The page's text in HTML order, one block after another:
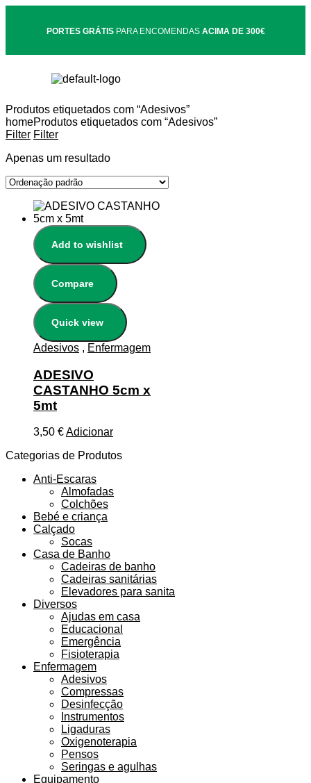
PORTES GRÁTISPARA ENCOMENDAS ACIMA DE 300€
Produtos etiquetados com “Adesivos”
homeProdutos etiquetados com “Adesivos”
Filter Filter
Apenas um resultado
Add to wishlist
Compare
Quick view
Adesivos , Enfermagem
ADESIVO
CASTANHO 5cm x
5mt
3,50 €Adicionar
Categorias de Produtos
Anti-Escaras
Almofadas
Colchões
Bebé e criança
Calçado
Socas
Casa de Banho
Cadeiras de banho
Cadeiras sanitárias
Elevadores para sanita
Diversos
Ajudas em casa
Educacional
Emergência
Fisioterapia
Enfermagem
Adesivos
Compressas
Desinfecção
Instrumentos
Ligaduras
Oxigenoterapia
Pensos
Seringas e agulhas
Equipamento